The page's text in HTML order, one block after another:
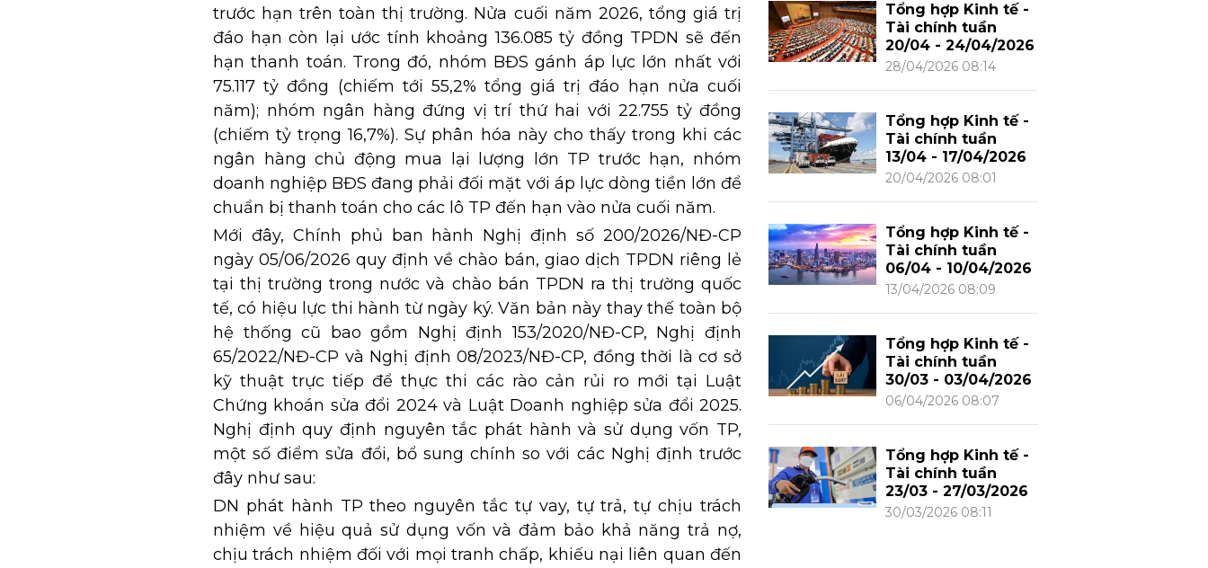
trước hạn trên toàn thị trường. Nửa cuối năm 2026, tổng giá trị
đáo hạn còn lại ước tính khoảng 136.085 tỷ đồng TPDN sẽ đến
hạn thanh toán. Trong đó, nhóm BĐS gánh áp lực lớn nhất với
75.117 tỷ đồng (chiếm tới 55,2% tổng giá trị đáo hạn nửa cuối
năm); nhóm ngân hàng đứng vị trí thứ hai với 22.755 tỷ đồng
(chiếm tỷ trọng 16,7%). Sự phân hóa này cho thấy trong khi các
ngân hàng chủ động mua lại lượng lớn TP trước hạn, nhóm
doanh nghiệp BĐS đang phải đối mặt với áp lực dòng tiền lớn để
chuẩn bị thanh toán cho các lô TP đến hạn vào nửa cuối năm.
Mới đây, Chính phủ ban hành Nghị định số 200/2026/NĐ-CP
ngày 05/06/2026 quy định về chào bán, giao dịch TPDN riêng lẻ
tại thị trường trong nước và chào bán TPDN ra thị trường quốc
tế, có hiệu lực thi hành từ ngày ký. Văn bản này thay thế toàn bộ
hệ thống cũ bao gồm Nghị định 153/2020/NĐ-CP, Nghị định
65/2022/NĐ-CP và Nghị định 08/2023/NĐ-CP, đồng thời là cơ sở
kỹ thuật trực tiếp để thực thi các rào cản rủi ro mới tại Luật
Chứng khoán sửa đổi 2024 và Luật Doanh nghiệp sửa đổi 2025.
Nghị định quy định nguyên tắc phát hành và sử dụng vốn TP,
một số điểm sửa đổi, bổ sung chính so với các Nghị định trước
đây như sau:
DN phát hành TP theo nguyên tắc tự vay, tự trả, tự chịu trách
nhiệm về hiệu quả sử dụng vốn và đảm bảo khả năng trả nợ,
chịu trách nhiệm đối với mọi tranh chấp, khiếu nại liên quan đến
Tổng hợp Kinh tế -
Tài chính tuần
20/04 - 24/04/2026
28/04/2026 08:14
Tổng hợp Kinh tế -
Tài chính tuần
13/04 - 17/04/2026
20/04/2026 08:01
Tổng hợp Kinh tế -
Tài chính tuần
06/04 - 10/04/2026
13/04/2026 08:09
Tổng hợp Kinh tế -
Tài chính tuần
30/03 - 03/04/2026
06/04/2026 08:07
Tổng hợp Kinh tế -
Tài chính tuần
23/03 - 27/03/2026
30/03/2026 08:11